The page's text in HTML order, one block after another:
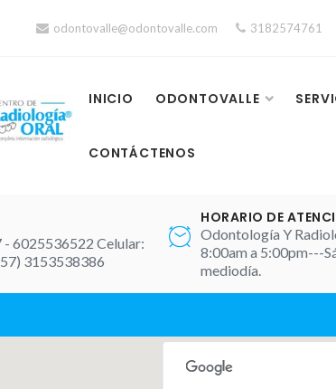
odontovalle@odontovalle.com 3182574761
INICIO ODONTOVALLE
CONTÁCTENOS
6025536522 Celular:
3153538386
HORARIO DE
Odontología Y
8:00am a 5:00pm---
mediodía.